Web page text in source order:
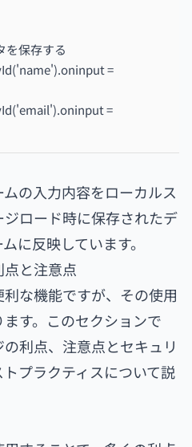
を保存する
=
=
の入力内容をローカルス
ジロード時に保存されたデ
に反映しています。
と注意点
な機能ですが、その使用
す。このセクションで
利点、注意点とセキュリ
プラクティスについて説